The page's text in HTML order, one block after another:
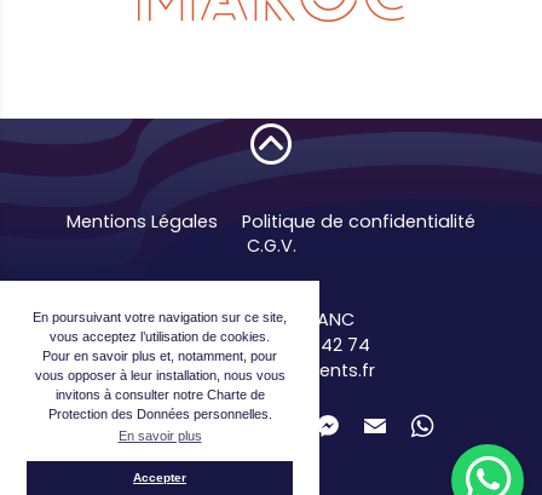
En poursuivant votre navigation sur ce site,
vous acceptez l’utilisation de cookies.
Pour en savoir plus et, notamment, pour
vous opposer à leur installation, nous vous
invitons à consulter notre Charte de
Protection des Données personnelles.
En savoir plus
Accepter
Mentions Légales
Politique de confidentialité
C.G.V.
34290 MONTBLANC
00 33 6 34 60 42 74
contact@v8events.fr
Partager la page